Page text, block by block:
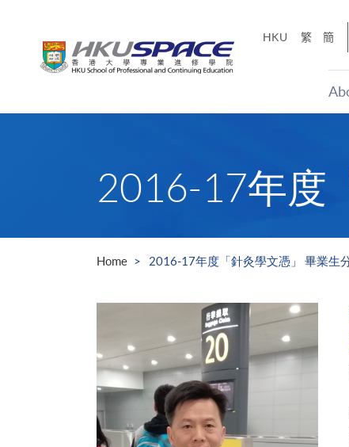
HKU 繁 簡
2016-17年度
Home 2016-17年度「針灸學文憑」 畢業生